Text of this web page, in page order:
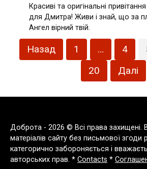
Красиві та оригінальні
для Дмитра! Живи і знай, що за
Ангел вірний твій.
Пагінація
записів
Назад 1 … 4
20
Далі
Доброта - 2026 © Всі права захищені.
матеріалів сайту без письмової згоди
категорично забороняється і
авторських прав. * Contacts *